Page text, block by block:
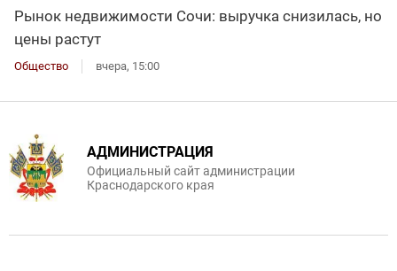
Рынок недвижимости Сочи: выручка снизилась, но
цены растут
Общество вчера, 15:00
АДМИНИСТРАЦИЯ
Официальный сайт администрации
Краснодарского края